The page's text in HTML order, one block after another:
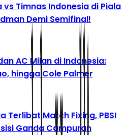
vs Timnas Indonesia di Piala
Demi Semifinal!
AC Milan di Indonesia:
hingga Cole Palmer
Terlibat Match Fixing, PBSI
Ganda Campuran